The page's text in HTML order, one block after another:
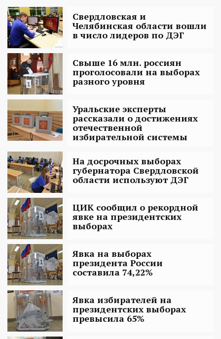
Свердловская и
Челябинская области вошли
в число лидеров по ДЭГ
Свыше 16 млн. россиян
проголосовали на выборах
разного уровня
Уральские эксперты
рассказали о достижениях
отечественной
избирательной системы
На досрочных выборах
губернатора Свердловской
области используют ДЭГ
ЦИК сообщил о рекордной
явке на президентских
выборах
Явка на выборах
президента России
составила 74,22%
Явка избирателей на
президентских выборах
превысила 65%